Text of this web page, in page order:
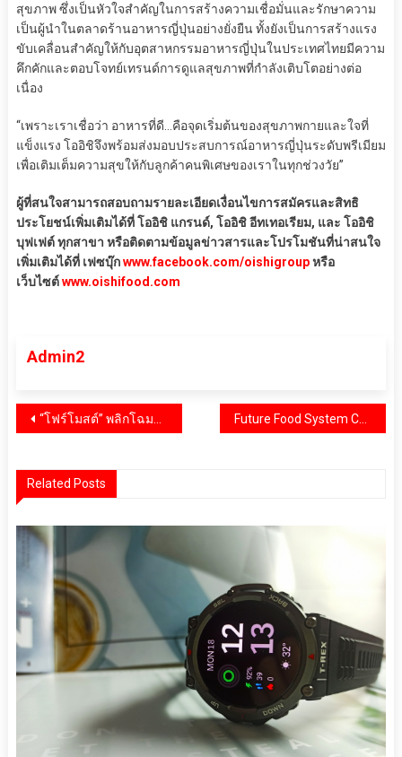
สุขภาพ ซึ่งเป็นหัวใจสำคัญในการสร้างความเชื่อมั่นและรักษาความ
เป็นผู้นำในตลาดร้านอาหารญี่ปุ่นอย่างยั่งยืน ทั้งยังเป็นการสร้างแรง
ขับเคลื่อนสำคัญให้กับอุตสาหกรรมอาหารญี่ปุ่นในประเทศไทยมีความ
คึกคักและตอบโจทย์เทรนด์การดูแลสุขภาพที่กำลังเติบโตอย่างต่อ
เนื่อง
“เพราะเราเชื่อว่า อาหารที่ดี…คือจุดเริ่มต้นของสุขภาพกายและใจที่
แข็งแรง โออิชิจึงพร้อมส่งมอบประสบการณ์อาหารญี่ปุ่นระดับพรีเมียม
เพื่อเติมเต็มความสุขให้กับลูกค้าคนพิเศษของเราในทุกช่วงวัย”
ผู้ที่สนใจสามารถสอบถามรายละเอียดเงื่อนไขการสมัครและสิทธิ
ประโยชน์เพิ่มเติมได้ที่ โออิชิ แกรนด์, โออิชิ อีทเทอเรียม, และ โออิชิ
บุฟเฟต์ ทุกสาขา หรือติดตามข้อมูลข่าวสารและโปรโมชันที่น่าสนใจ
เพิ่มเติมได้ที่ เฟซบุ๊กwww.facebook.com/oishigroupหรือ
เว็บไซต์www.oishifood.com
Admin2
แนะแนว
“โฟร์โมสต์” พลิกโฉมโภชนาการเด็กไทย เปิดตัว “โฟร์โมสต์ โอเมก้า สมาร์ท ซูเปอร์โกลด์” นวัตกรรมนม UHT ที่ดีที่สุด ชูเทคโนโลยี Encapsulated DHA และ 2’-FL เสริมพลังสมองและภูมิคุ้มกัน ภายใต้แนวคิด “ยิ่งลูกได้คิด ยิ่งได้ค้นพบ” Future Food System Conference & Show 2026 เปิดเวที “จับคู่การลงทุนอาหารแห่งอนาคต” เชื่อมไอเดีย นวัตกรรม และเงินทุนระดับโลก
Related Posts